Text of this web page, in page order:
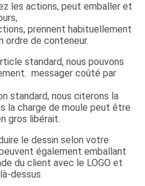
les actions, peut emballer et
jours,
prennent habituellement
ordre de conteneur.
standard, nous pouvons
messager coûté par
standard, nous citerons la
la charge de moule peut être
gros libérait.
le dessin selon votre
également emballant
du client avec le LOGO et
dessus